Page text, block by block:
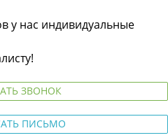
у нас индивидуальные
ЗВОНОК
ПИСЬМО